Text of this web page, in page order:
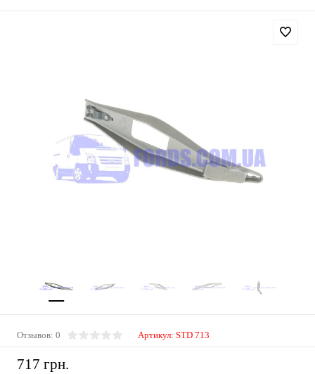
Отзывов: 0 Артикул: STD 713
717 грн.